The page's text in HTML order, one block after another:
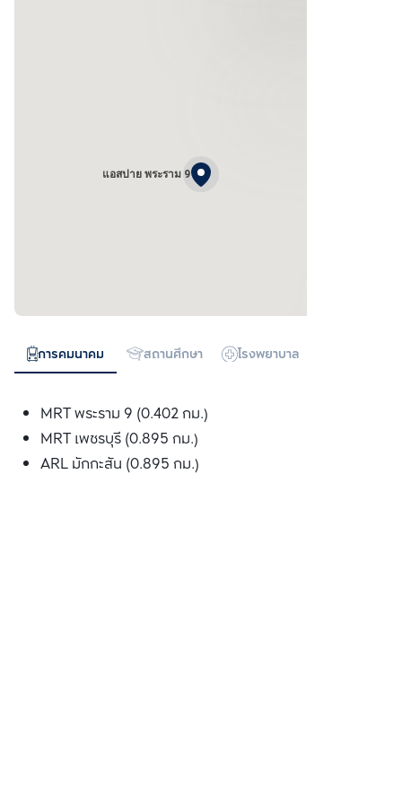
แอสปาย พระราม 9
การคมนาคม สถานศึกษา โรงพยาบาล
MRT พระราม 9 (0.402 กม.)
MRT เพชรบุรี (0.895 กม.)
ARL มักกะสัน (0.895 กม.)